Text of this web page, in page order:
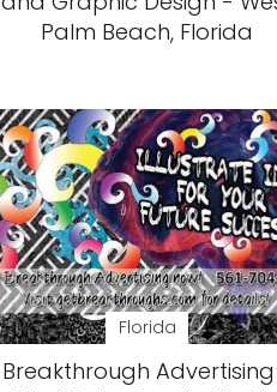
Palm Beach, Florida
Florida
Breakthrough